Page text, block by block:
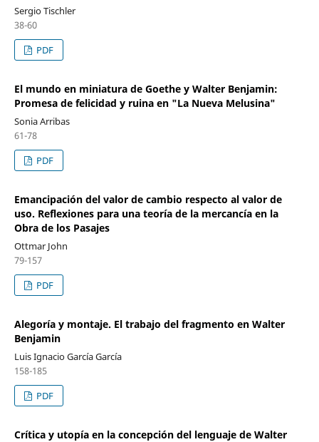
Sergio Tischler
38-60
PDF
El mundo en miniatura de Goethe y Walter Benjamin:
Promesa de felicidad y ruina en "La Nueva Melusina"
Sonia Arribas
61-78
PDF
Emancipación del valor de cambio respecto al valor de
uso. Reflexiones para una teoría de la mercancía en la
Obra de los Pasajes
Ottmar John
79-157
PDF
Alegoría y montaje. El trabajo del fragmento en Walter
Benjamin
Luis Ignacio García García
158-185
PDF
Crítica y utopía en la concepción del lenguaje de Walter